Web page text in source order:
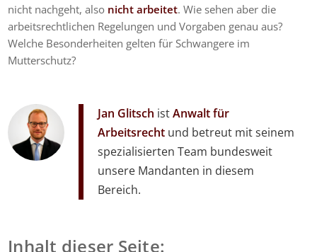
nicht nachgeht, also nicht arbeitet. Wie sehen aber die
arbeitsrechtlichen Regelungen und Vorgaben genau aus?
Welche Besonderheiten gelten für Schwangere im
Mutterschutz?
Jan Glitsch istAnwalt für
Arbeitsrecht und betreut mit seinem
spezialisierten Team bundesweit
unsere Mandanten in diesem
Bereich.
Inhalt dieser Seite: